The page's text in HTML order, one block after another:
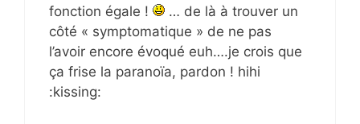
fonction égale !
… de là à trouver un
côté « symptomatique » de ne pas
l’avoir encore évoqué euh….je crois que
ça frise la paranoïa, pardon ! hihi
:kissing: